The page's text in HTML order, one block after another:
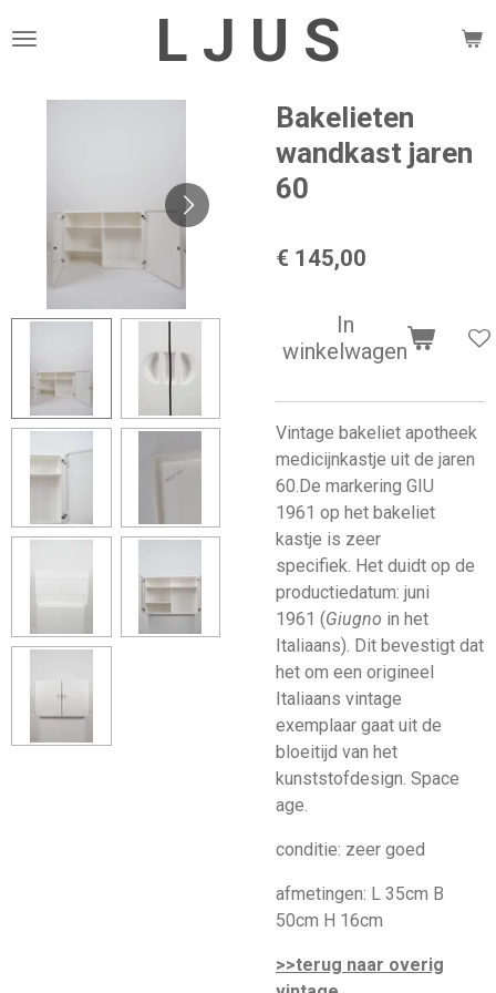
direct
L J U S
Bakelieten
wandkast jaren
60
€ 145,00
In
winkelwagen
Vintage bakeliet apotheek
medicijnkastje uit de jaren
60.De markering GIU
1961 op het bakeliet
kastje is zeer
specifiek. Het duidt op de
productiedatum: juni
1961 (Giugno in het
Italiaans). Dit bevestigt dat
het om een origineel
Italiaans vintage
exemplaar gaat uit de
bloeitijd van het
kunststofdesign. Space
age.
conditie: zeer goed
afmetingen: L 35cm B
50cm H 16cm
>>terug naar overig